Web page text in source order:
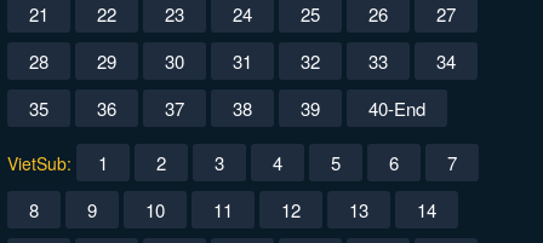
21
22 23 24 25 26
27
28
29 30 31 32 33
34
35
36 37 38 39 40-End
VietSub: 1 2 3 4 5 6
7
8
9 10 11 12 13
14